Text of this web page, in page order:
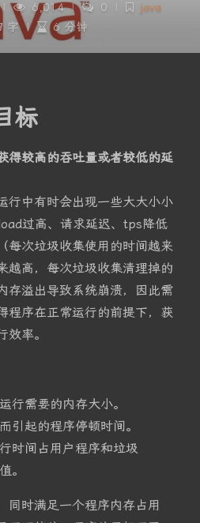
| 6,014 | 0 |
java
字 | 6 分钟
标
得较高的吞吐量或者较低的延
行中有时会出现一些大大小小
过高、请求延迟、tps降低
每次垃圾收集使用的时间越来
越高，每次垃圾收集清理掉的
存溢出导致系统崩溃，因此需
程序在正常运行的前提下，获
率。
行需要的内存大小。
引起的程序停顿时间。
时间占用户程序和垃圾
。
同时满足一个程序内存占用